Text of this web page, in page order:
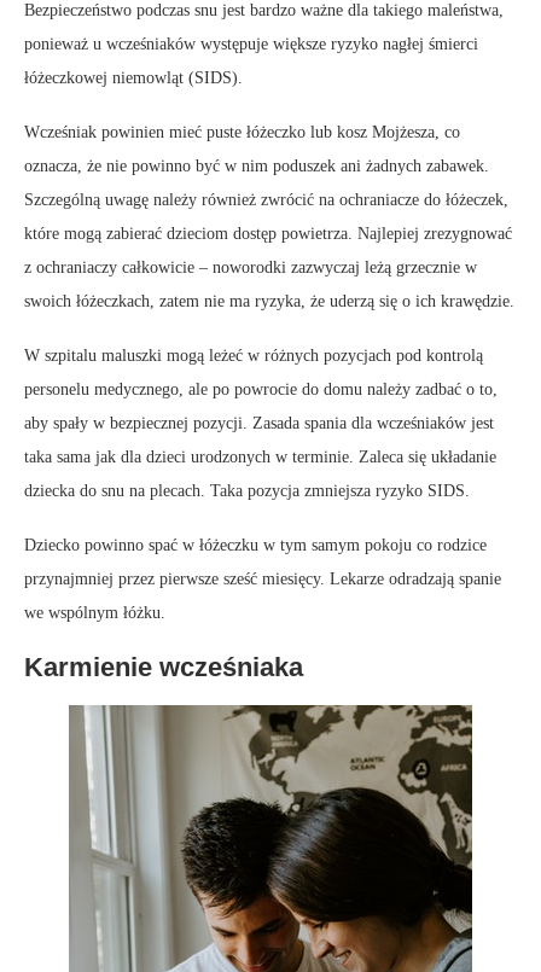
Bezpieczeństwo podczas snu jest bardzo ważne dla takiego maleństwa,
ponieważ u wcześniaków występuje większe ryzyko nagłej śmierci
łóżeczkowej niemowląt (SIDS).
Wcześniak powinien mieć puste łóżeczko lub kosz Mojżesza, co
oznacza, że nie powinno być w nim poduszek ani żadnych zabawek.
Szczególną uwagę należy również zwrócić na ochraniacze do łóżeczek,
które mogą zabierać dzieciom dostęp powietrza. Najlepiej zrezygnować
z ochraniaczy całkowicie – noworodki zazwyczaj leżą grzecznie w
swoich łóżeczkach, zatem nie ma ryzyka, że uderzą się o ich krawędzie.
W szpitalu maluszki mogą leżeć w różnych pozycjach pod kontrolą
personelu medycznego, ale po powrocie do domu należy zadbać o to,
aby spały w bezpiecznej pozycji. Zasada spania dla wcześniaków jest
taka sama jak dla dzieci urodzonych w terminie. Zaleca się układanie
dziecka do snu na plecach. Taka pozycja zmniejsza ryzyko SIDS.
Dziecko powinno spać w łóżeczku w tym samym pokoju co rodzice
przynajmniej przez pierwsze sześć miesięcy. Lekarze odradzają spanie
we wspólnym łóżku.
Karmienie wcześniaka